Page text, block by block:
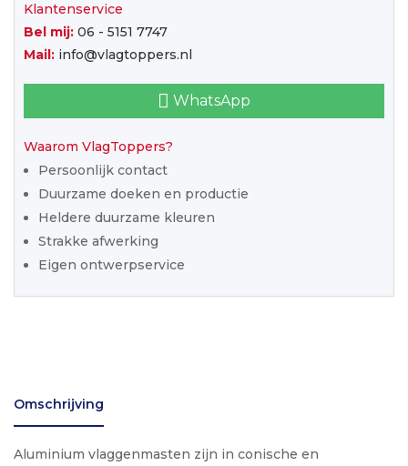
Klantenservice
Bel mij: 06 - 5151 7747
Mail: info@vlagtoppers.nl
WhatsApp
Waarom VlagToppers?
Persoonlijk contact
Duurzame doeken en productie
Heldere duurzame kleuren
Strakke afwerking
Eigen ontwerpservice
Omschrijving
Aluminium vlaggenmasten zijn in conische en